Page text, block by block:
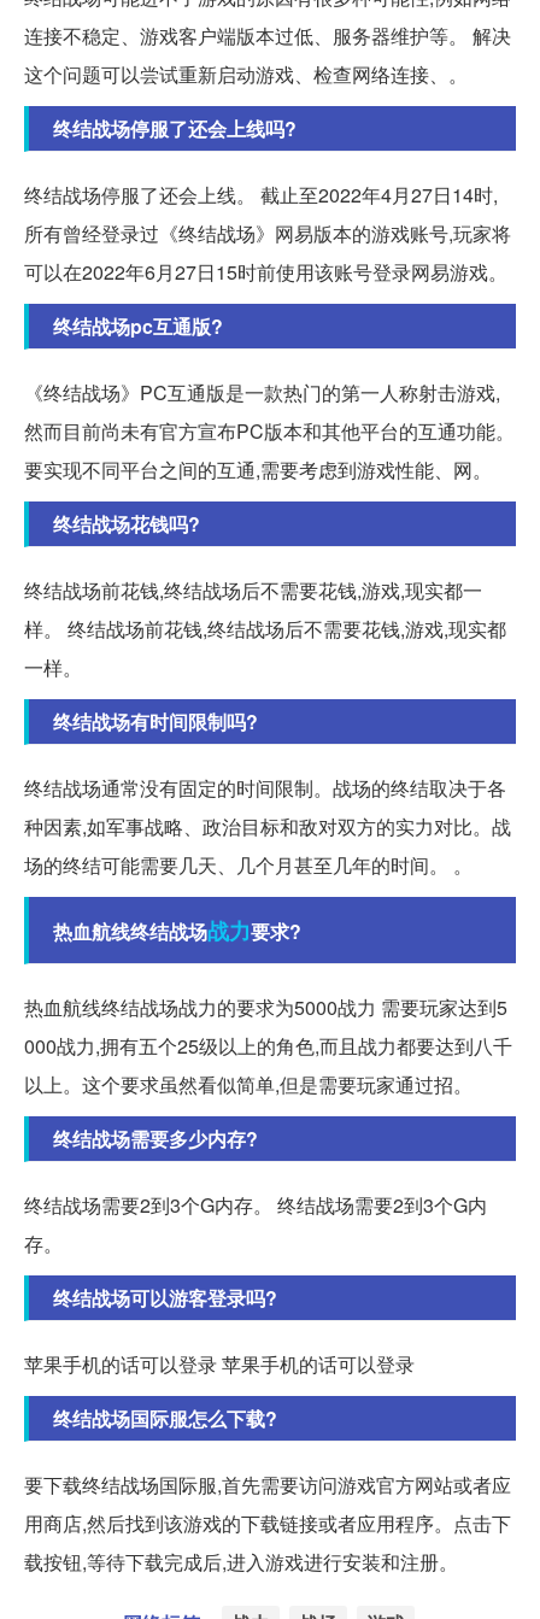
连接不稳定、游戏客户端版本过低、服务器维护等。 解决
这个问题可以尝试重新启动游戏、检查网络连接、。
终结战场停服了还会上线吗?
终结战场停服了还会上线。 截止至2022年4月27日14时,
所有曾经登录过《终结战场》网易版本的游戏账号,玩家将
可以在2022年6月27日15时前使用该账号登录网易游戏。
终结战场pc互通版?
《终结战场》PC互通版是一款热门的第一人称射击游戏,
然而目前尚未有官方宣布PC版本和其他平台的互通功能。
要实现不同平台之间的互通,需要考虑到游戏性能、网。
终结战场花钱吗?
终结战场前花钱,终结战场后不需要花钱,游戏,现实都一
样。 终结战场前花钱,终结战场后不需要花钱,游戏,现实都
一样。
终结战场有时间限制吗?
终结战场通常没有固定的时间限制。战场的终结取决于各
种因素,如军事战略、政治目标和敌对双方的实力对比。战
场的终结可能需要几天、几个月甚至几年的时间。 。
热血航线终结战场战力要求?
热血航线终结战场战力的要求为5000战力 需要玩家达到5
000战力,拥有五个25级以上的角色,而且战力都要达到八千
以上。这个要求虽然看似简单,但是需要玩家通过招。
终结战场需要多少内存?
终结战场需要2到3个G内存。 终结战场需要2到3个G内
存。
终结战场可以游客登录吗?
苹果手机的话可以登录 苹果手机的话可以登录
终结战场国际服怎么下载?
要下载终结战场国际服,首先需要访问游戏官方网站或者应
用商店,然后找到该游戏的下载链接或者应用程序。点击下
载按钮,等待下载完成后,进入游戏进行安装和注册。